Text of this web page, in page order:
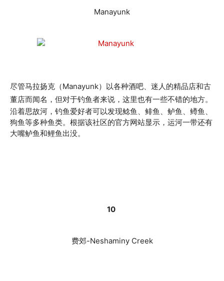
Manayunk
尽管马拉扬克（Manayunk）以各种酒吧、迷人的精品店和古
董店而闻名，但对于钓鱼者来说，这里也有一些不错的地方。
沿着思故河，钓鱼爱好者可以发现鲶鱼、鲱鱼、鲈鱼、鳟鱼、
狗鱼等多种鱼类。根据该社区的官方网站显示，运河一带还有
大嘴鲈鱼和鲤鱼出没。
10
费郊-Neshaminy Creek